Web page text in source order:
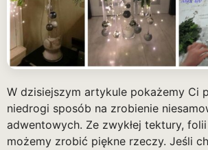
W dzisiejszym artykule pokażemy Ci
niedrogi sposób na zrobienie
adwentowych. Ze zwykłej tektury,
możemy zrobić piękne rzeczy. Jeśli